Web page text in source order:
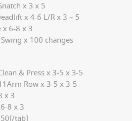
x 3 x 5
x 4-6 L/R x 3 – 5
x 6-8 x 3
x 100 changes
& Press x 3-5 x 3-5
Row x 3-5 x 3-5
x 3
8 x 3